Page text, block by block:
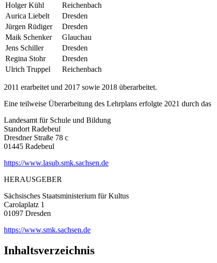
Holger Kühl
Reichenbach
Aurica Liebelt
Dresden
Jürgen Rüdiger
Dresden
Maik Schenker
Glauchau
Jens Schiller
Dresden
Regina Stohr
Dresden
Ulrich Truppel
Reichenbach
2011 erarbeitet und 2017 sowie 2018 überarbeitet.
Eine teilweise Überarbeitung des Lehrplans erfolgte 2021 durch das
Landesamt für Schule und Bildung
Standort Radebeul
Dresdner Straße 78 c
01445 Radebeul
https://www.lasub.smk.sachsen.de
HERAUSGEBER
Sächsisches Staatsministerium für Kultus
Carolaplatz 1
01097 Dresden
https://www.smk.sachsen.de
Inhaltsverzeichnis